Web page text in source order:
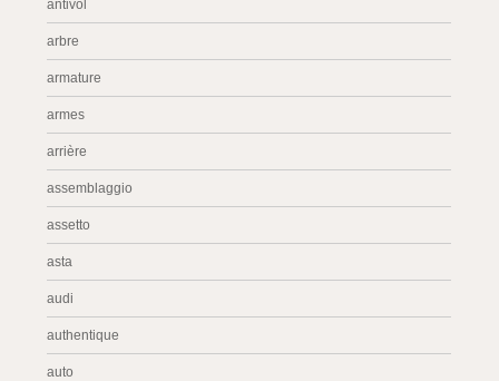
antivol
arbre
armature
armes
arrière
assemblaggio
assetto
asta
audi
authentique
auto